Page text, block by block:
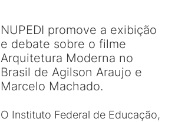
NUPEDI promove a exibição
e debate sobre o filme
Arquitetura Moderna no
Brasil de Agilson Araujo e
Marcelo Machado.
O Instituto Federal de Educação,